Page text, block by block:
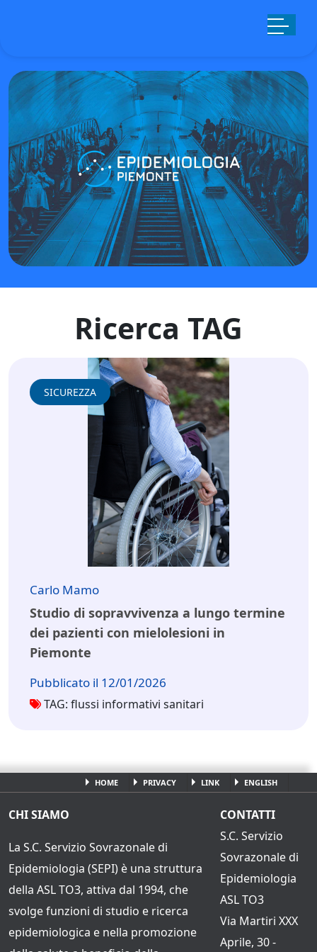
Ricerca TAG
SICUREZZA
Carlo Mamo
Studio di sopravvivenza a lungo termine
dei pazienti con mielolesioni in
Piemonte
Pubblicato il 12/01/2026
TAG: flussi informativi sanitari
HOME PRIVACY LINK ENGLISH
CHI SIAMO
La S.C. Servizio Sovrazonale di
Epidemiologia (SEPI) è una struttura
della ASL TO3, attiva dal 1994, che
svolge funzioni di studio e ricerca
epidemiologica e nella promozione
CONTATTI
S.C. Servizio
Sovrazonale di
Epidemiologia
ASL TO3
Via Martiri XXX
Aprile, 30 -